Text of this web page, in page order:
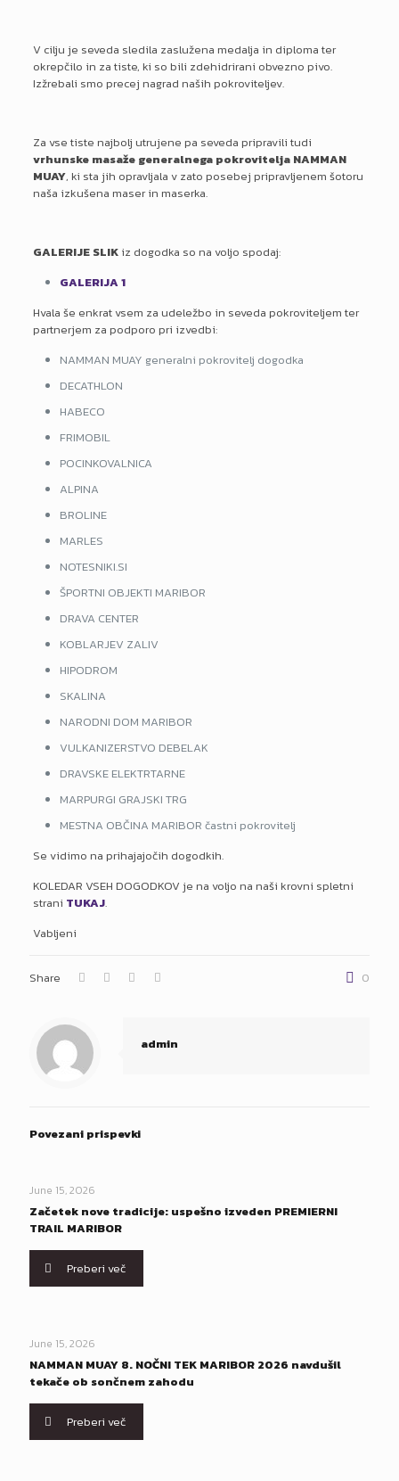
V cilju je seveda sledila zaslužena medalja in diploma ter
okrepčilo in za tiste, ki so bili zdehidrirani obvezno pivo.
Izžrebali smo precej nagrad naših pokroviteljev.
Za vse tiste najbolj utrujene pa seveda pripravili tudi
vrhunske masaže generalnega pokrovitelja NAMMAN
MUAY, ki sta jih opravljala v zato posebej pripravljenem šotoru
naša izkušena maser in maserka.
GALERIJE SLIKiz dogodka so na voljo spodaj:
GALERIJA 1
Hvala še enkrat vsem za udeležbo in seveda pokroviteljem ter
partnerjem za podporo pri izvedbi:
NAMMAN MUAY generalni pokrovitelj dogodka
DECATHLON
HABECO
FRIMOBIL
POCINKOVALNICA
ALPINA
BROLINE
MARLES
NOTESNIKI.SI
ŠPORTNI OBJEKTI MARIBOR
DRAVA CENTER
KOBLARJEV ZALIV
HIPODROM
SKALINA
NARODNI DOM MARIBOR
VULKANIZERSTVO DEBELAK
DRAVSKE ELEKTRTARNE
MARPURGI GRAJSKI TRG
MESTNA OBČINA MARIBOR častni pokrovitelj
Se vidimo na prihajajočih dogodkih.
KOLEDAR VSEH DOGODKOV je na voljo na naši krovni spletni
strani TUKAJ.
Vabljeni
Share 0
admin
Povezani prispevki
June 15, 2026
Začetek nove tradicije: uspešno izveden PREMIERNI
TRAIL MARIBOR
Preberi več
June 15, 2026
NAMMAN MUAY 8. NOČNI TEK MARIBOR 2026 navdušil
tekače ob sončnem zahodu
Preberi več